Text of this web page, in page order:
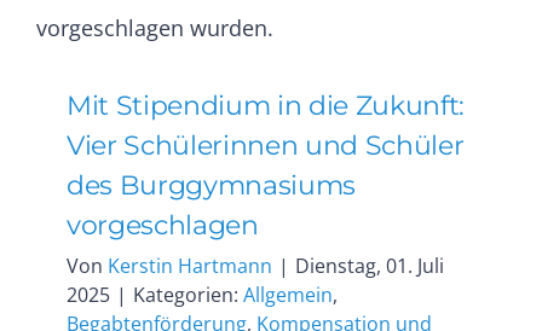
Mit Stipendium in die Zukunft:
Vier Schülerinnen und Schüler
des Burggymnasiums
vorgeschlagen
Von Kerstin Hartmann | Dienstag, 01. Juli
2025 | Kategorien: Allgemein,
Begabtenförderung, Kompensation und